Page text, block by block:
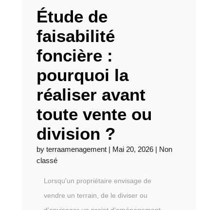
Étude de
faisabilité
foncière :
pourquoi la
réaliser avant
toute vente ou
division ?
by terraamenagement| Mai 20, 2026| Non
classé
Lorsqu'un propriétaire envisage de
vendre un terrain, de le diviser ou